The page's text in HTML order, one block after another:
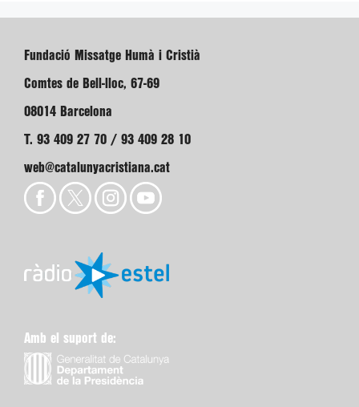
Fundació Missatge Humà i Cristià
Comtes de Bell-lloc, 67-69
08014 Barcelona
T. 93 409 27 70 / 93 409 28 10
web@catalunyacristiana.cat
Amb el suport de: